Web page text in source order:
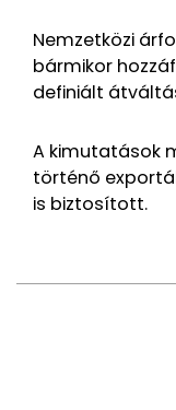
Nemzetközi
bármikor
definiált
A kimutatások
történő
is biztosított.